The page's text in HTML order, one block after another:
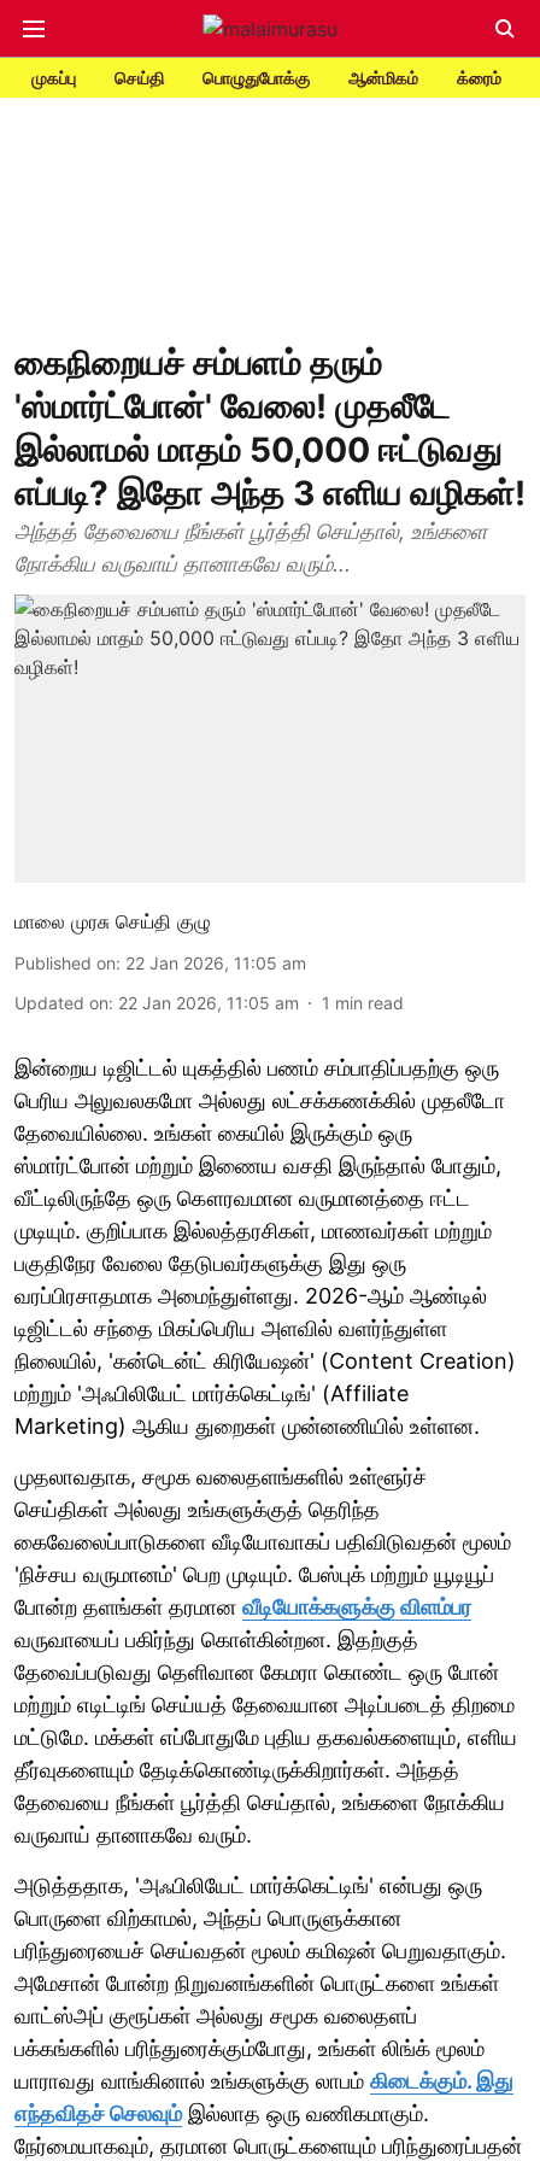
முகப்பு செய்தி பொழுதுபோக்கு ஆன்மிகம் க்ரைம்
கைநிறையச் சம்பளம் தரும்
'ஸ்மார்ட்போன்' வேலை! முதலீடே
இல்லாமல் மாதம் 50,000 ஈட்டுவது
எப்படி? இதோ அந்த 3 எளிய வழிகள்!
அந்தத் தேவையை நீங்கள் பூர்த்தி செய்தால், உங்களை
நோக்கிய வருவாய் தானாகவே வரும்...
மாலை முரசு செய்தி குழு
Published on: 22 Jan 2026, 11:05 am
Updated on: 22 Jan 2026, 11:05 am 1 min read
இன்றைய டிஜிட்டல் யுகத்தில் பணம் சம்பாதிப்பதற்கு ஒரு
பெரிய அலுவலகமோ அல்லது லட்சக்கணக்கில் முதலீடோ
தேவையில்லை. உங்கள் கையில் இருக்கும் ஒரு
ஸ்மார்ட்போன் மற்றும் இணைய வசதி இருந்தால் போதும்,
வீட்டிலிருந்தே ஒரு கௌரவமான வருமானத்தை ஈட்ட
முடியும். குறிப்பாக இல்லத்தரசிகள், மாணவர்கள் மற்றும்
பகுதிநேர வேலை தேடுபவர்களுக்கு இது ஒரு
வரப்பிரசாதமாக அமைந்துள்ளது. 2026-ஆம் ஆண்டில்
டிஜிட்டல் சந்தை மிகப்பெரிய அளவில் வளர்ந்துள்ள
நிலையில், 'கன்டென்ட் கிரியேஷன்' (Content Creation)
மற்றும் 'அஃபிலியேட் மார்க்கெட்டிங்' (Affiliate
Marketing) ஆகிய துறைகள் முன்னணியில் உள்ளன.
முதலாவதாக, சமூக வலைதளங்களில் உள்ளூர்ச்
செய்திகள் அல்லது உங்களுக்குத் தெரிந்த
கைவேலைப்பாடுகளை வீடியோவாகப் பதிவிடுவதன் மூலம்
'நிச்சய வருமானம்' பெற முடியும். பேஸ்புக் மற்றும் யூடியூப்
போன்ற தளங்கள் தரமான வீடியோக்களுக்கு விளம்பர
வருவாயைப் பகிர்ந்து கொள்கின்றன. இதற்குத்
தேவைப்படுவது தெளிவான கேமரா கொண்ட ஒரு போன்
மற்றும் எடிட்டிங் செய்யத் தேவையான அடிப்படைத் திறமை
மட்டுமே. மக்கள் எப்போதுமே புதிய தகவல்களையும், எளிய
தீர்வுகளையும் தேடிக்கொண்டிருக்கிறார்கள். அந்தத்
தேவையை நீங்கள் பூர்த்தி செய்தால், உங்களை நோக்கிய
வருவாய் தானாகவே வரும்.
அடுத்ததாக, 'அஃபிலியேட் மார்க்கெட்டிங்' என்பது ஒரு
பொருளை விற்காமல், அந்தப் பொருளுக்கான
பரிந்துரையைச் செய்வதன் மூலம் கமிஷன் பெறுவதாகும்.
அமேசான் போன்ற நிறுவனங்களின் பொருட்களை உங்கள்
வாட்ஸ்அப் குரூப்கள் அல்லது சமூக வலைதளப்
பக்கங்களில் பரிந்துரைக்கும்போது, உங்கள் லிங்க் மூலம்
யாராவது வாங்கினால் உங்களுக்கு லாபம் கிடைக்கும். இது
எந்தவிதச் செலவும்இல்லாத ஒரு வணிகமாகும்.
நேர்மையாகவும், தரமான பொருட்களையும் பரிந்துரைப்பதன்